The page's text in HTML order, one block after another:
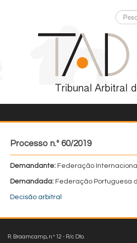
Processo n.º 60/2019
Demandante: Federação
Demandada: Federação Portuguesa
Decisão arbitral
R. Braamcamp, n.º 12 - R/c Dto.